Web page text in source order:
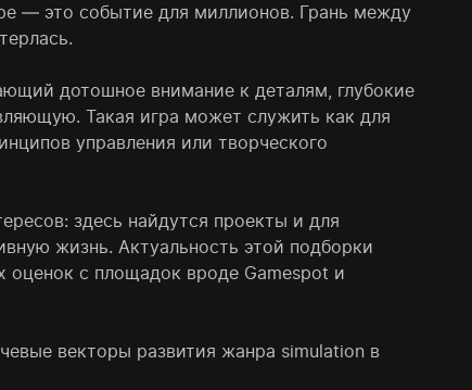
— это событие для миллионов. Грань между
дотошное внимание к деталям, глубокие
Такая игра может служить как для
управления или творческого
здесь найдутся проекты и для
жизнь. Актуальность этой подборки
оценок с площадок вроде Gamespot и
векторы развития жанра simulation в